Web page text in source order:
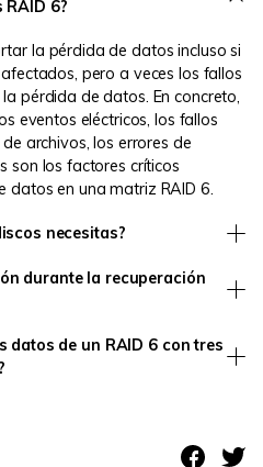
6?
la pérdida de datos incluso si
pero a veces los fallos
pérdida de datos. En concreto,
eventos eléctricos, los fallos
archivos, los errores de
son los factores críticos
datos en una matriz RAID 6.
necesitas?
durante la recuperación
datos de un RAID 6 con tres